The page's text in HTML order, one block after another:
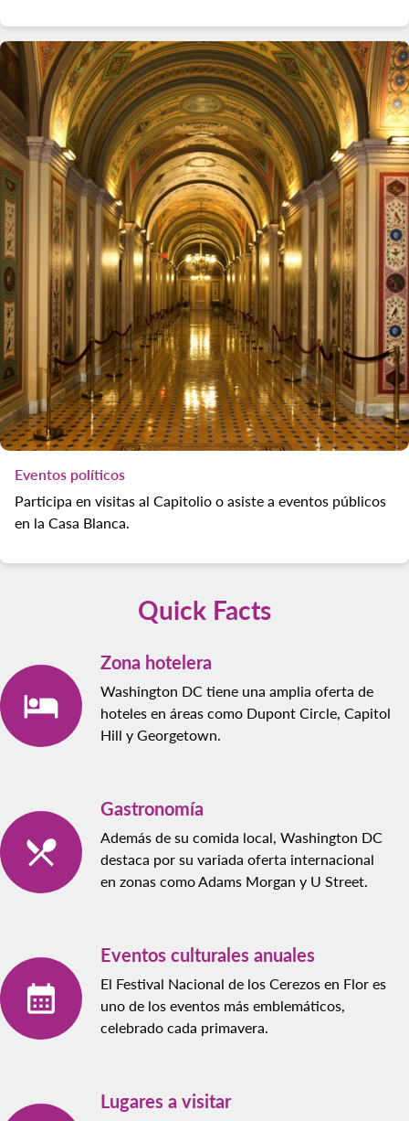
Eventos políticos
Participa en visitas al Capitolio o asiste a eventos públicos
en la Casa Blanca.
Quick Facts
Zona hotelera
Washington DC tiene una amplia oferta de
hoteles en áreas como Dupont Circle, Capitol
Hill y Georgetown.
Gastronomía
Además de su comida local, Washington DC
destaca por su variada oferta internacional
en zonas como Adams Morgan y U Street.
Eventos culturales anuales
El Festival Nacional de los Cerezos en Flor es
uno de los eventos más emblemáticos,
celebrado cada primavera.
Lugares a visitar